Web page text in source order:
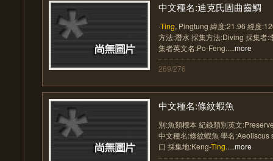
中文種名:迪克氏固曲齒鯛
-Ting, Pingtung 緯度:21.96 經度
方法:潛水 採集方法:Diving 採集者:
集者英文名:Po-Feng.....more
269/276
中文種名:條紋蝦魚
別:魚類標本 紀錄類別英文
中文種名:條紋蝦魚 學名:Aeoliscus
口 採集地:Keng-Ting.....more